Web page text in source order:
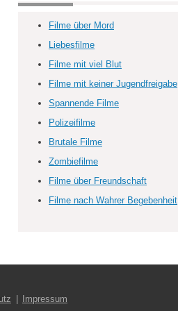
Filme über Mord
Liebesfilme
Filme mit viel Blut
Filme mit keiner Jugendfreigabe
Spannende Filme
Polizeifilme
Brutale Filme
Zombiefilme
Filme über Freundschaft
Filme nach Wahrer Begebenheit
Impressum